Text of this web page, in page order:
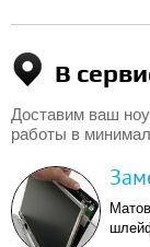
В
Доставим ваш
работы в